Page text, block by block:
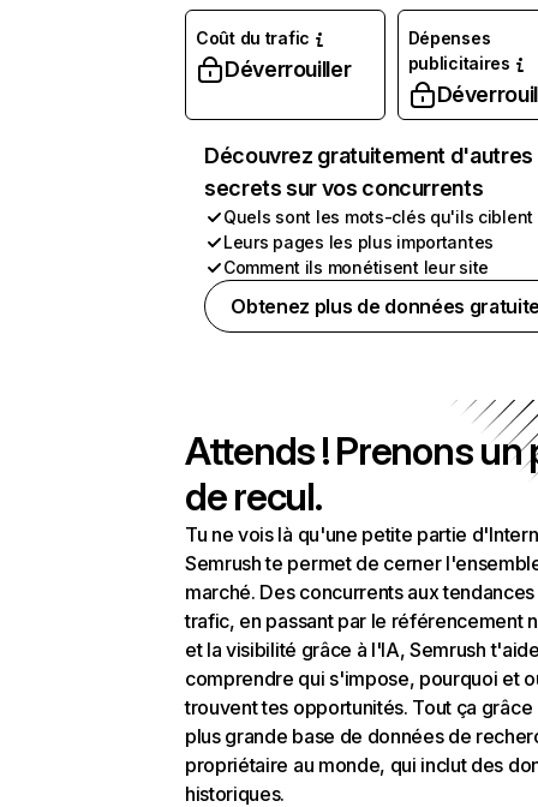
Coût du trafic
Déverrouiller
Dépenses
publicitaires
Découvrez gratuitement d'autres
secrets sur vos concurrents
Quels sont les mots-clés qu'ils ciblent
Leurs pages les plus importantes
Comment ils monétisent leur site
Obtenez plus de données
Attends ! Prenons un
de recul.
Tu ne vois là qu'une petite partie
Semrush te permet de cerner
marché. Des concurrents aux
trafic, en passant par le référencement
et la visibilité grâce à l'IA, Semrush
comprendre qui s'impose, pourquoi et
trouvent tes opportunités. Tout ça grâce
plus grande base de données de
propriétaire au monde, qui inclut des
historiques.